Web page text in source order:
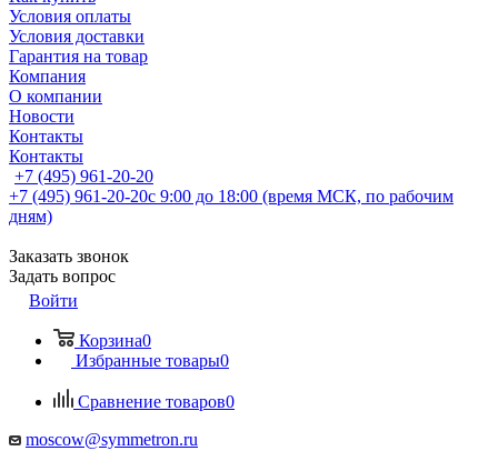
Условия оплаты
Условия доставки
Гарантия на товар
Компания
О компании
Новости
Контакты
Контакты
+7 (495) 961-20-20
+7 (495) 961-20-20с 9:00 до 18:00 (время МСК, по рабочим
дням)
Заказать звонок
Задать вопрос
Войти
Корзина0
Избранные товары0
Сравнение товаров0
moscow@symmetron.ru